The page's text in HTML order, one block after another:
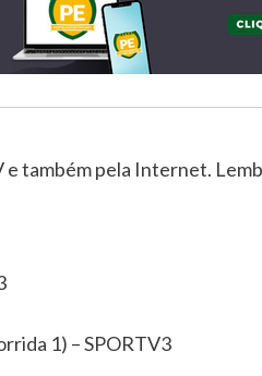
também pela Internet.
1) – SPORTV3